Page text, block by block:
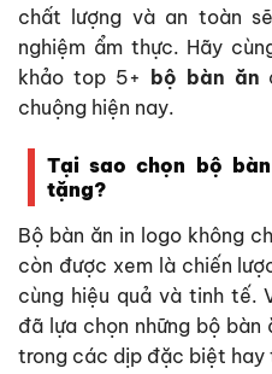
chất lượng và an toàn
nghiệm ẩm thực. Hãy
khảo top 5+ bộ bàn ăn
chuộng hiện nay.
Tại sao chọn bộ
tặng?
Bộ bàn ăn in logo không
còn được xem là chiến
cùng hiệu quả và tinh tế.
đã lựa chọn những bộ
trong các dịp đặc biệt hay